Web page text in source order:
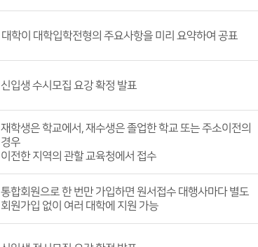
-대학입학전형 원칙, 준수사항, 전형별 기본사항, 전형요소
비교
-대교협
대학이 대학입학전형의 주요사항을 미리 요약하여 공표
발표 세부 내용
- 모집단위별 모집인원, 지원자격, 수능필수 응시영역,
전형요소
비교
-대교협
신입생 수시모집 요강 확정 발표
발표 세부 내용
신입생 모집과 관련한 모든 사항 확인 가능
재학생은 학교에서, 재수생은 졸업한 학교 또는 주소이전의
경우
이전한 지역의 관할 교육청에서 접수
발표 세부 내용
6개월 이내의 여권용 증명 사진 2매
신분증, 응시 영역별 접수비
비교
지원하고자 하는 대학의 필수 응시영역을 반드시 확인 후 원서
통합회원으로 한 번만 가입하면 원서접수 대행사마다 별도
회원가입 없이 여러 대학에 지원 가능